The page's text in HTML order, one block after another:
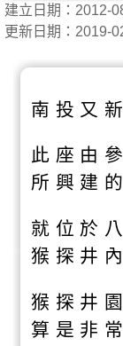
建立日期：2012-
更新日期：2019-
南投又
此座由
所興建
就位於
猴探井
猴探井
算是非